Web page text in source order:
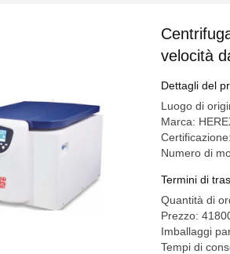
velocità
Dettagli del
Luogo di
Marca:
Numero di
Termini di
Quantità di
Prezzo:
Imballaggi
Tempi di